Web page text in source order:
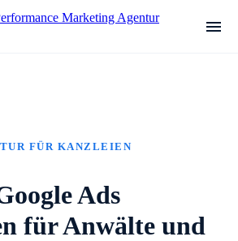
FÜR KANZLEIEN
Ads
für Anwälte und